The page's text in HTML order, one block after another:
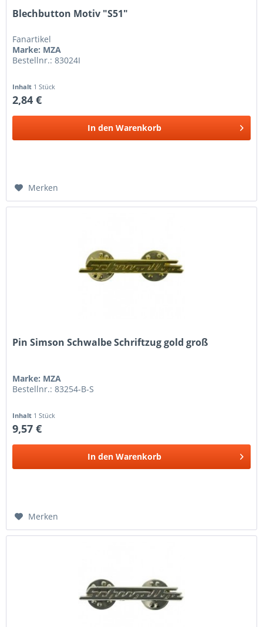
Blechbutton Motiv "S51"
Fanartikel
Marke: MZA
Bestellnr.: 83024I
Inhalt 1 Stück
2,84 €
In den Warenkorb
Merken
Pin Simson Schwalbe Schriftzug gold groß
Marke: MZA
Bestellnr.: 83254-B-S
Inhalt 1 Stück
9,57 €
In den Warenkorb
Merken